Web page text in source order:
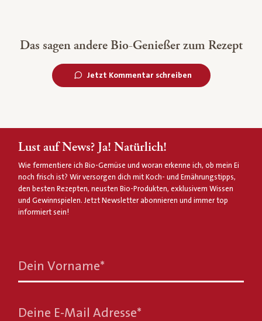
Das sagen andere Bio-Genießer zum Rezept
Jetzt Kommentar schreiben
Lust auf News? Ja! Natürlich!
Wie fermentiere ich Bio-Gemüse und woran erkenne ich, ob mein Ei
noch frisch ist? Wir versorgen dich mit Koch- und Ernährungstipps,
den besten Rezepten, neusten Bio-Produkten, exklusivem Wissen
und Gewinnspielen. Jetzt Newsletter abonnieren und immer top
informiert sein!
Dein Vorname*
Deine E-Mail Adresse*